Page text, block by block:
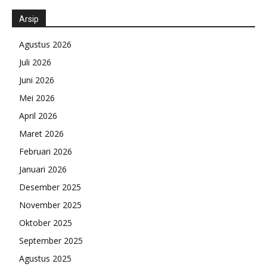
Arsip
Agustus 2026
Juli 2026
Juni 2026
Mei 2026
April 2026
Maret 2026
Februari 2026
Januari 2026
Desember 2025
November 2025
Oktober 2025
September 2025
Agustus 2025